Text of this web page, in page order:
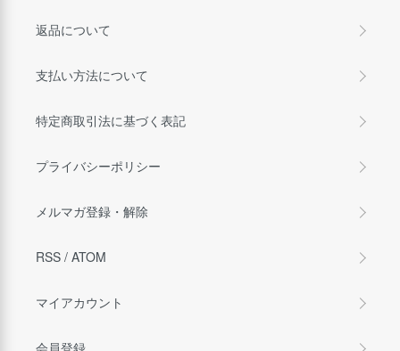
返品について
支払い方法について
特定商取引法に基づく表記
プライバシーポリシー
メルマガ登録・解除
RSS / ATOM
マイアカウント